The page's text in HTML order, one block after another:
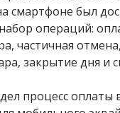
смартфоне был
операций:
частичная
закрытие дня и
процесс оплаты